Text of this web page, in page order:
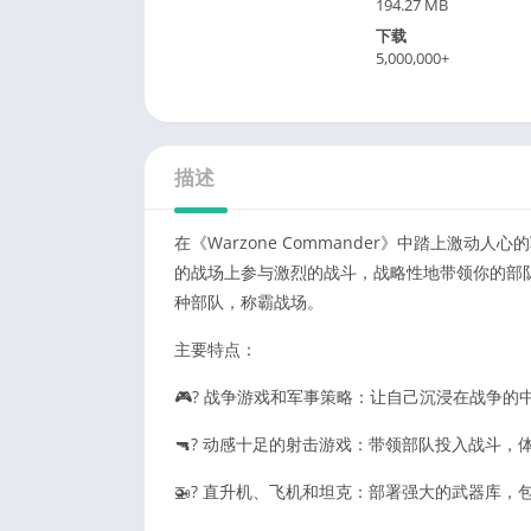
194.27 MB
下载
5,000,000+
描述
在《Warzone Commander》中踏上激动人心
的战场上参与激烈的战斗，战略性地带领你的
种部队，称霸战场。
主要特点：
🎮? 战争游戏和军事策略：让自己沉浸在战争的
🔫? 动感十足的射击游戏：带领部队投入战斗
🚁? 直升机、飞机和坦克：部署强大的武器库